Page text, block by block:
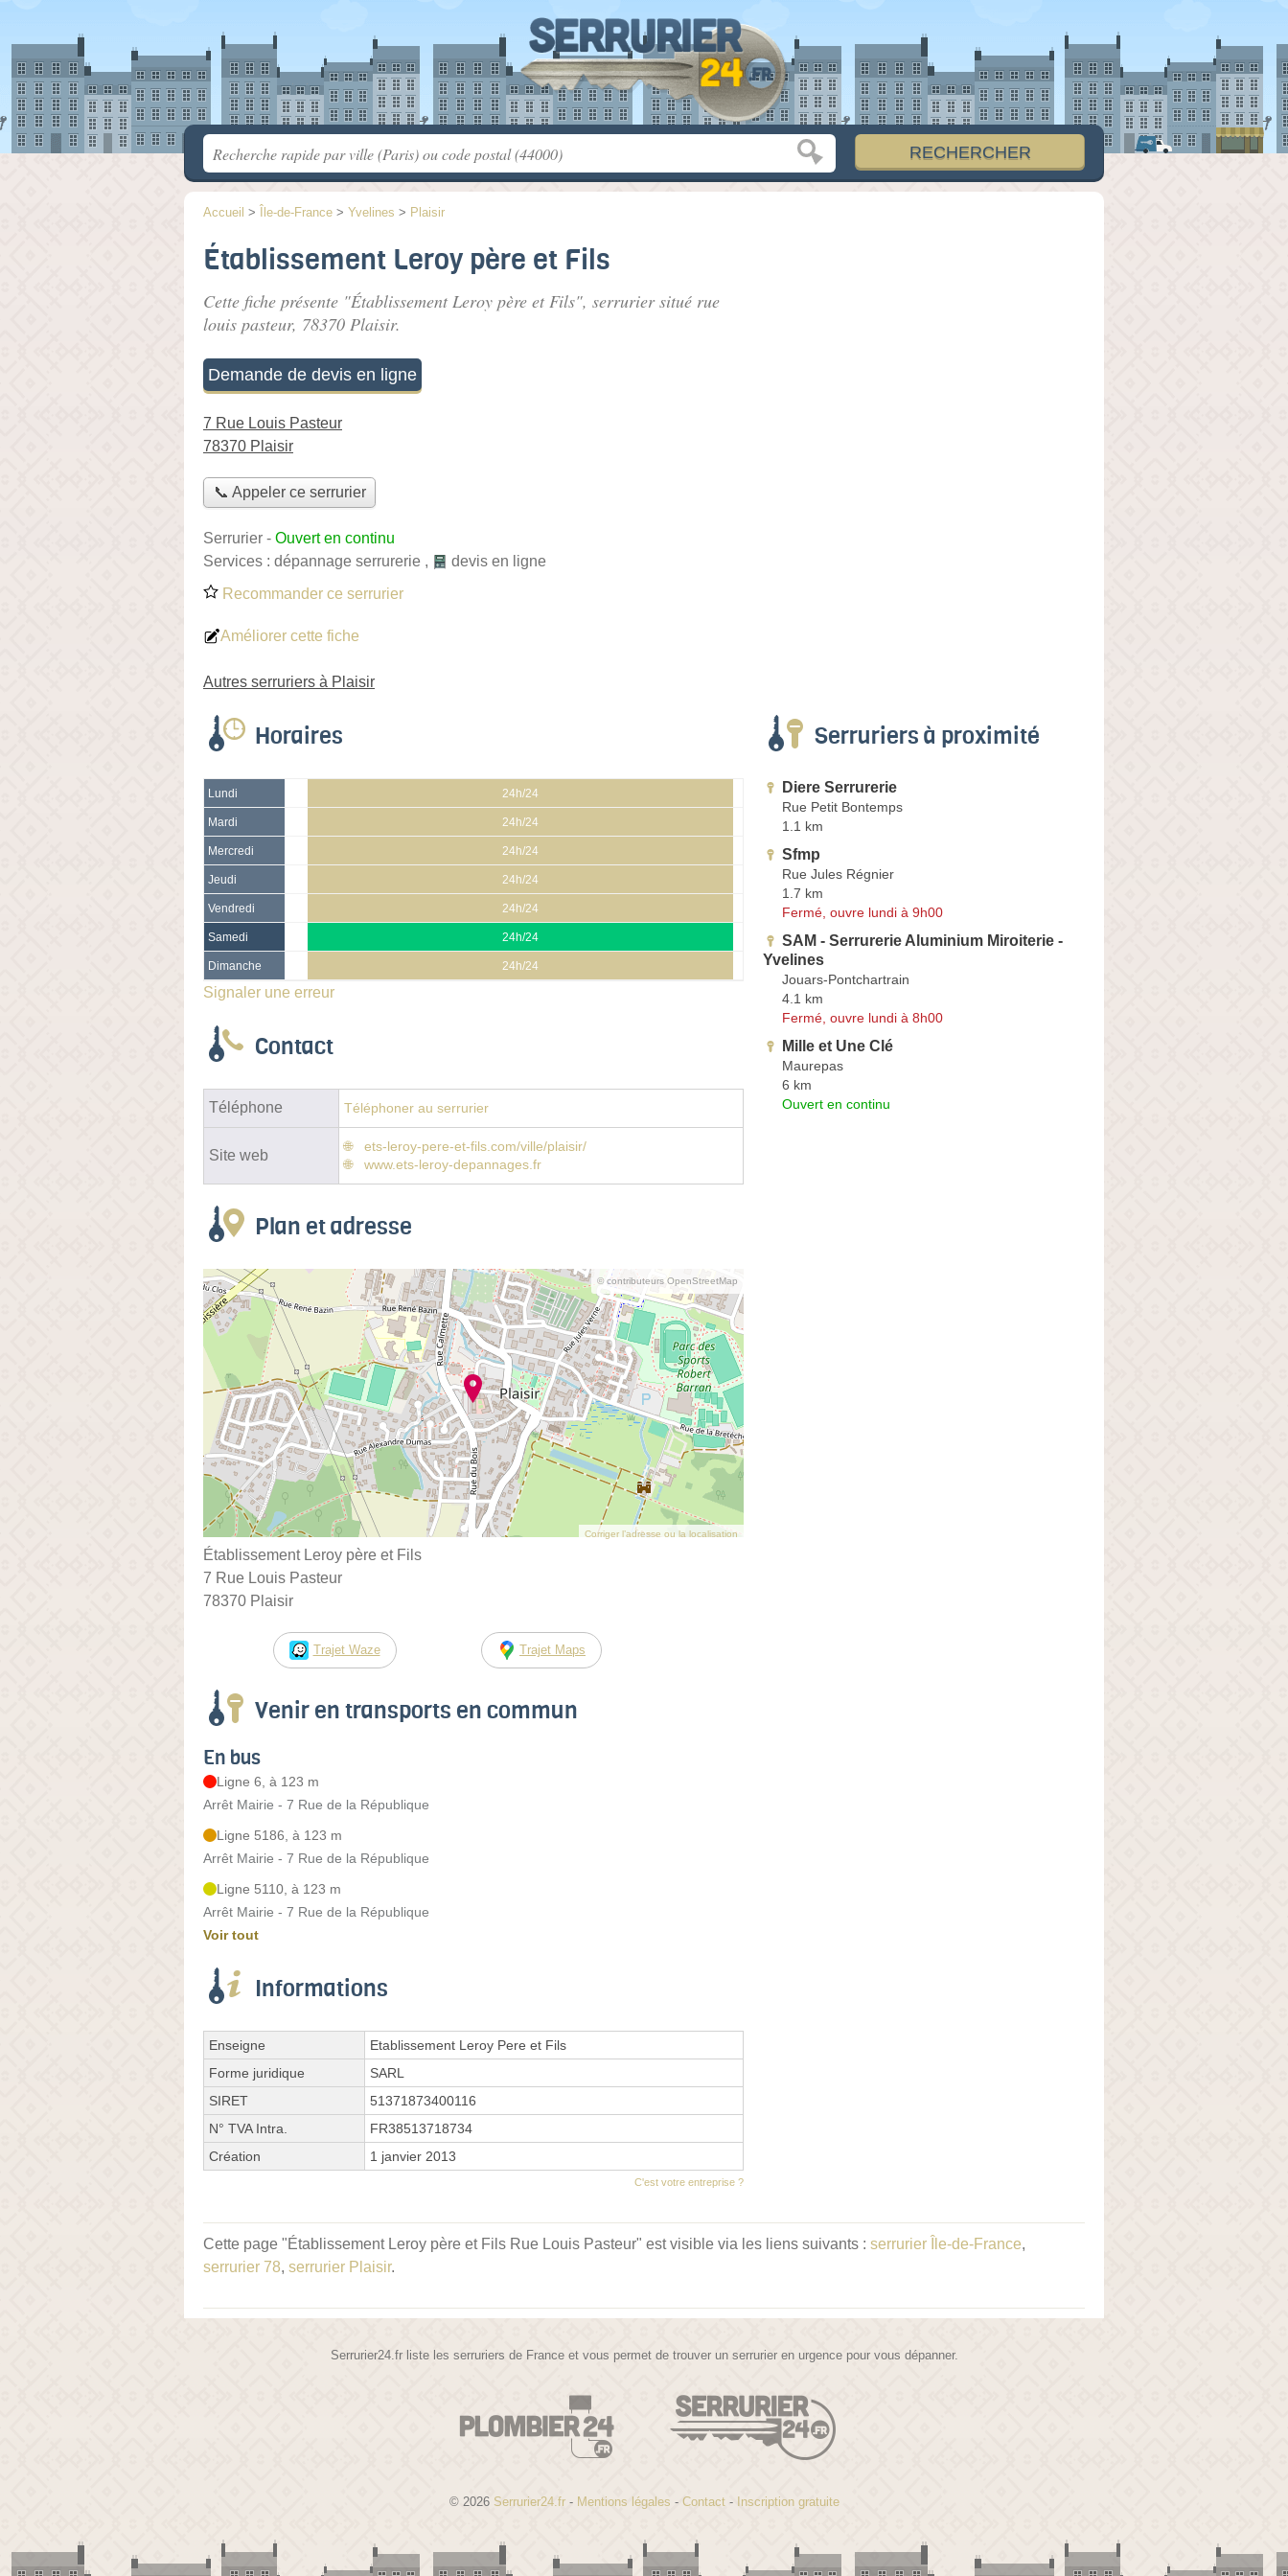
Accueil > Île-de-France > Yvelines > Plaisir
Établissement Leroy père et Fils
Cette fiche présente "Établissement Leroy père et Fils", serrurier situé rue
louis pasteur, 78370 Plaisir.
Demande de devis en ligne
7 Rue Louis Pasteur
78370 Plaisir
📞 Appeler ce serrurier
Serrurier - Ouvert en continu
Services : dépannage serrurerie ,
devis en ligne
Recommander ce serrurier
Améliorer cette fiche
Autres serruriers à Plaisir
Horaires
Lundi 24h/24
Mardi 24h/24
Mercredi 24h/24
Jeudi 24h/24
Vendredi 24h/24
Samedi 24h/24
Dimanche 24h/24
Signaler une erreur
Contact
Téléphone Téléphoner au serrurier
Site web
ets-leroy-pere-et-fils.com/ville/plaisir/
www.ets-leroy-depannages.fr
Plan et adresse
© contributeurs OpenStreetMap
Corriger l’adresse ou la localisation
Établissement Leroy père et Fils
7 Rue Louis Pasteur
78370 Plaisir
Trajet Waze Trajet Maps
Venir en transports en commun
En bus
Ligne 6, à 123 m
Arrêt Mairie - 7 Rue de la République
Ligne 5186, à 123 m
Arrêt Mairie - 7 Rue de la République
Ligne 5110, à 123 m
Arrêt Mairie - 7 Rue de la République
Voir tout
Informations
Enseigne
Etablissement Leroy Pere et Fils
Forme juridique
SARL
SIRET
51371873400116
N° TVA Intra.
FR38513718734
Création
1 janvier 2013
C'est votre entreprise ?
Serruriers à proximité
Diere Serrurerie
Rue Petit Bontemps
1.1 km
Sfmp
Rue Jules Régnier
1.7 km
Fermé, ouvre lundi à 9h00
SAM - Serrurerie Aluminium Miroiterie -
Yvelines
Jouars-Pontchartrain
4.1 km
Fermé, ouvre lundi à 8h00
Mille et Une Clé
Maurepas
6 km
Ouvert en continu
Cette page "Établissement Leroy père et Fils Rue Louis Pasteur" est visible via les liens suivants : serrurier Île-de-France,
serrurier 78, serrurier Plaisir.
Serrurier24.fr liste les serruriers de France et vous permet de trouver un serrurier en urgence pour vous dépanner.
© 2026 Serrurier24.fr - Mentions légales - Contact- Inscription gratuite